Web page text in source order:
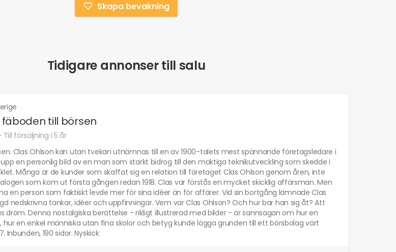
Skapa bevakning
Tidigare annonser till salu
fäboden till börsen
Till försäljning i 5 år
Clas Ohlson kan utan tvekan utnämnas till en av 1900-talets mest spännande företagsledare i
en personlig bild av en man som starkt bidrog till den mäktiga teknikutveckling som skedde i
Många är de kunder som skaffat sig en relation till företaget Clas Ohlson genom åren, inte
som kom ut första gången redan 1918. Clas var förstås en mycket skicklig affärsman. Men
en person som faktiskt levde mer för sina idéer än för affärer. Vid sin bortgång lämnade Clas
nedskrivna tankar, idéer och uppfinningar. Vem var Clas Ohlson? Och hur bar han sig åt? Att
dröm. Denna nostalgiska berättelse - rikligt illustrerad med bilder - är sannsagan om hur en
hur en enkel människa utan fina skolor och betyg kunde lägga grunden till ett börsbolag värt
Inbunden, 190 sidor. Nyskick